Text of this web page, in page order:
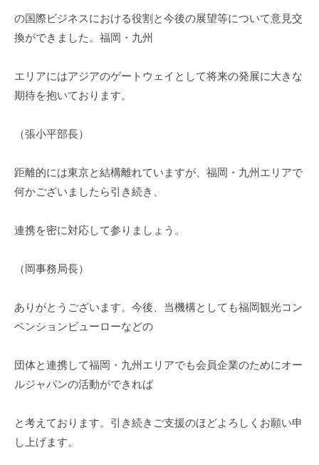
の国際ビジネスにおける役割と今後の展望等について意見交
換ができました。福岡・九州
エリアにはアジアのゲートウェイとして将来の発展に大きな
期待を抱いております。
（張小平部長）
距離的には東京と結構離れていますが、福岡・九州エリアで
何かございましたら引き続き、
連携を密に対応して参りましょう。
（岡事務局長）
ありがとうございます。今後、当機構としても福岡観光コン
ベンションビューローなどの
団体と連携して福岡・九州エリアでも会員企業のためにオー
ルジャパンの活動ができれば
と考えております。引き続きご支援のほどよろしくお願い申
し上げます。